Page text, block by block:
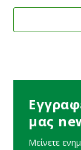
μας
Μείνετε